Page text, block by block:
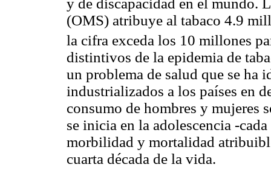
(OMS) atribuye al tabaco 4.9
la cifra exceda los 10 millones
distintivos de la epidemia de
un problema de salud que se ha
industrializados a los países en
consumo de hombres y mujeres
se inicia en la adolescencia -
morbilidad y mortalidad
cuarta década de la vida.